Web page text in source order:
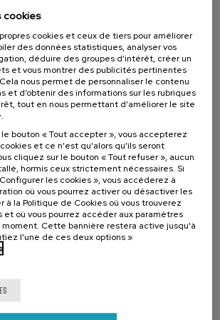
social e Institucional
À PARTIR DE 22 €
Dernières
places
Gratuit
passée
d'attente
Période
d'inscription
terminée
SANTÉ
LINGUISTIQUE ET LITTÉRATURE
IX: Euskara, adimen
osasuna
cookies
cookies et ceux de tiers pour améliorer
des données statistiques, analyser vos
déduire des groupes d’intérêt, créer un
et vous montrer des publicités pertinentes
nous permet de personnaliser le contenu
et d’obtenir des informations sur les rubriques
tout en nous permettant d’améliorer le site
bouton « Tout accepter », vous accepterez
et ce n'est qu'alors qu'ils seront
cliquez sur le bouton « Tout refuser », aucun
hormis ceux strictement nécessaires. Si
les cookies », vous accéderez à
où vous pourrez activer ou désactiver les
à la Politique de Cookies où vous trouverez
et où vous pourrez accéder aux paramètres
Cette bannière restera active jusqu'à
l'une de ces deux options »